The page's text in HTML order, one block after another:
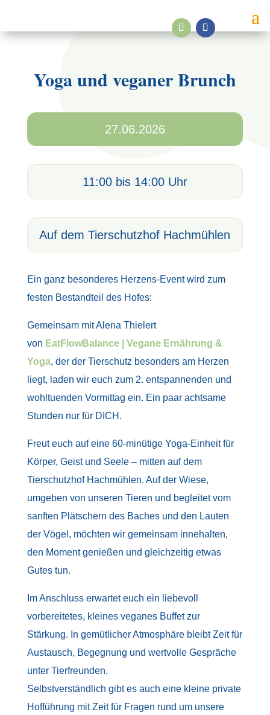
Yoga und veganer Brunch
27.06.2026
11:00 bis 14:00 Uhr
Auf dem Tierschutzhof Hachmühlen
Ein ganz besonderes Herzens-Event wird zum
festen Bestandteil des Hofes:
Gemeinsam mit Alena Thielert
von EatFlowBalance | Vegane Ernährung &
Yoga, der der Tierschutz besonders am Herzen
liegt, laden wir euch zum 2. entspannenden und
wohltuenden Vormittag ein. Ein paar achtsame
Stunden nur für DICH.
Freut euch auf eine 60-minütige Yoga-Einheit für
Körper, Geist und Seele – mitten auf dem
Tierschutzhof Hachmühlen. Auf der Wiese,
umgeben von unseren Tieren und begleitet vom
sanften Plätschern des Baches und den Lauten
der Vögel, möchten wir gemeinsam innehalten,
den Moment genießen und gleichzeitig etwas
Gutes tun.
Im Anschluss erwartet euch ein liebevoll
vorbereitetes, kleines veganes Buffet zur
Stärkung. In gemütlicher Atmosphäre bleibt Zeit für
Austausch, Begegnung und wertvolle Gespräche
unter Tierfreunden.
Selbstverständlich gibt es auch eine kleine private
Hofführung mit Zeit für Fragen rund um unsere